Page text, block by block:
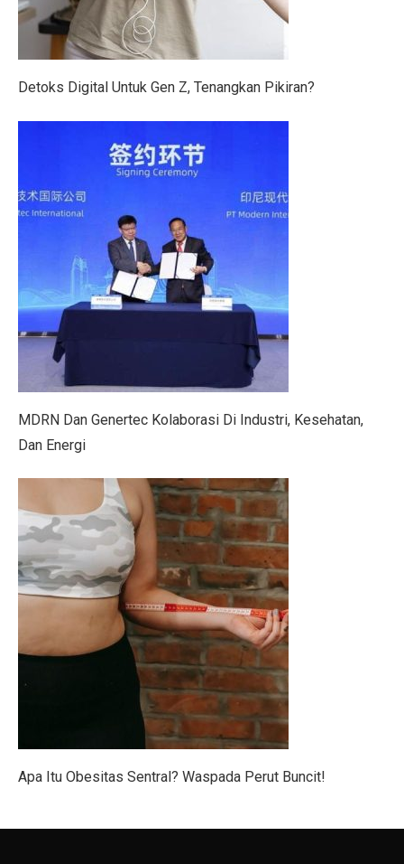
3 Film dan Drama Korea tentang Cerita Pemandu Sorak
5 Fakta Menarik Burung Grey Junglefowl, Simbol
Di Balik Kenaikan Bunga Deposito Dolar
Pesan ORI028 di bank bjb, Investasi Dijamin Negara
Rokok: Antara Ekonomi dan Kesehatan, Pilihan
4 Fakta Menarik Orchid Dottyback, Ikan Pembohong
6 Cara Tetap Bugar Meski Sibuk di Meja Kerja, Coba
Jadwal Gym Pemula untuk Massa Otot, Efektif dan
5 Fakta Menarik & Sinopsis Film ‘Dopamin’, Cinta di
5 Fakta Menakjubkan Rasi Orion, Mulai dari
5 Fakta Menarik Zvartnots, Katedral yang Hancur
Alasan Joko Anwar Pilih Sutradara Muda untuk Film
Mobil Listrik Tanpa Perlu Dicas? Daihatsu Rocky
Bisakah Mencukur Bulu Kemaluan Sampai Bersih? Ini
5 Latihan Gym yang Mudah Dilihat Tapi Sulit
6 Perbedaan Bisnis dan Kewirausahaan Sejati
5 Jenis Surat Bisnis yang Harus Diketahui Pebisnis
5 Kodok Unik dengan Duri Langka dari Genus Bufo
Mengapa Perang Jadi Awal Lahirnya Negara Baru?
Detoks Digital Untuk Gen Z, Tenangkan Pikiran?
MDRN Dan Genertec Kolaborasi Di Industri, Kesehatan,
Dan Energi
Apa Itu Obesitas Sentral? Waspada Perut Buncit!